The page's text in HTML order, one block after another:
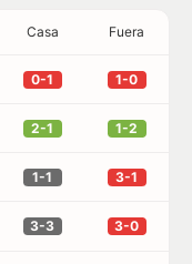
Casa Fuera
0-1 1-0
2-1 1-2
1-1 3-1
3-3 3-0